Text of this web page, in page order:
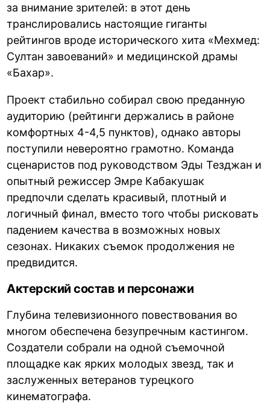
за внимание зрителей: в этот день
транслировались настоящие гиганты
рейтингов вроде исторического хита «Мехмед:
Султан завоеваний» и медицинской драмы
«Бахар».
Проект стабильно собирал свою преданную
аудиторию (рейтинги держались в районе
комфортных 4-4,5 пунктов), однако авторы
поступили невероятно грамотно. Команда
сценаристов под руководством Эды Тезджан и
опытный режиссер Эмре Кабакушак
предпочли сделать красивый, плотный и
логичный финал, вместо того чтобы рисковать
падением качества в возможных новых
сезонах. Никаких съемок продолжения не
предвидится.
Актерский состав и персонажи
Глубина телевизионного повествования во
многом обеспечена безупречным кастингом.
Создатели собрали на одной съемочной
площадке как ярких молодых звезд, так и
заслуженных ветеранов турецкого
кинематографа.